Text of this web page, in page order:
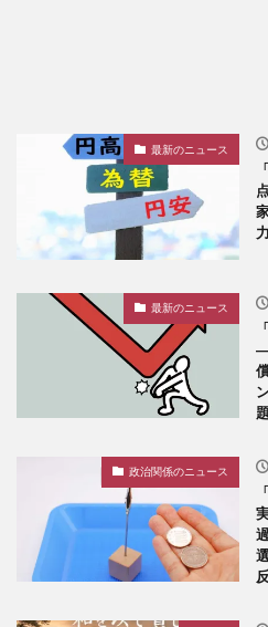
最新のニュース
最新のニュース
題
政治関係のニュース